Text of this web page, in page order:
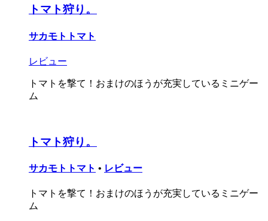
トマト狩り。
サカモトトマト
レビュー
トマトを撃て！おまけのほうが充実しているミニゲー
ム
トマト狩り。
サカモトトマト • レビュー
トマトを撃て！おまけのほうが充実しているミニゲー
ム